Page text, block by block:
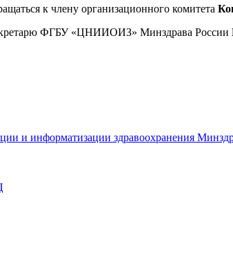
к члену организационного комитета
ФГБУ «ЦНИИОИЗ» Минздрава России
и информатизации здравоохранения